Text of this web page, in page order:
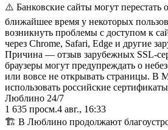
⚠️ Банковские сайты могут перестать
ближайшее время у некоторых
возникнуть проблемы с доступом к
через Chrome, Safari, Edge и другие
Причина — отзыв зарубежных SSL-
браузеры могут предупреждать о
или вовсе не открывать страницы.
использовать российские
Люблино 24/7
1 635 просм.4 авг., 16:33
🏗 В Люблино продолжают